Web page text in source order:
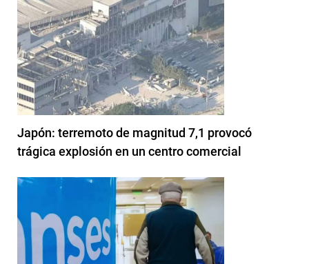
Japón: terremoto de magnitud 7,1 provocó
trágica explosión en un centro comercial